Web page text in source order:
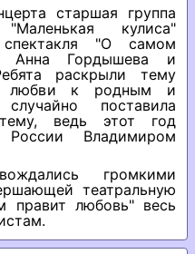
старшая группа
кулиса"
спектакля "О самом
Анна Гордышева и
раскрыли тему
любви к родным и
поставила
ведь этот год
России Владимиром
громкими
театральную
правит любовь" весь